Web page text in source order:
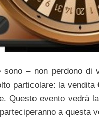
– non perdono
particolare: la vendita
Questo evento vedrà
a questa